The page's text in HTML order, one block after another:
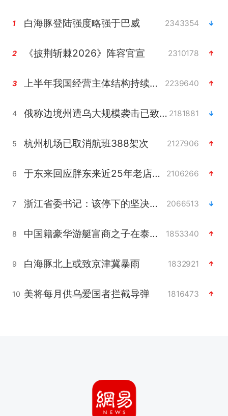
1 白海豚登陆强度略强于巴威 2343354
2 《披荆斩棘2026》阵容官宣 2310178
3 上半年我国经营主体结构持续优化 2239640
4 俄称边境州遭乌大规模袭击已致13伤 2181881
5 杭州机场已取消航班388架次 2127906
6 于东来回应胖东来近25年老店年底关闭 2106266
7 浙江省委书记：该停下的坚决停下来 2066513
8 中国籍豪华游艇富商之子在泰国被杀 1853340
9 白海豚北上或致京津冀暴雨 1832921
10 美将每月供乌爱国者拦截导弹 1816473